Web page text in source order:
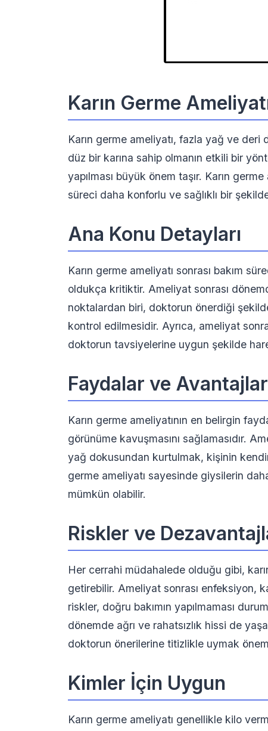
Karın Germe
Karın germe ameliyatı, fazla yağ ve deri
düz bir karına sahip olmanın etkili bir
yapılması büyük önem taşır. Karın
süreci daha konforlu ve sağlıklı bir
Ana Konu Detayları
Karın germe ameliyatı sonrası bakım
oldukça kritiktir. Ameliyat sonrası
noktalardan biri, doktorun önerdiği
kontrol edilmesidir. Ayrıca, ameliyat
doktorun tavsiyelerine uygun şekilde
Faydalar ve Avantajlar
Karın germe ameliyatının en belirgin
görünüme kavuşmasını sağlamasıdır.
yağ dokusundan kurtulmak, kişinin
germe ameliyatı sayesinde giysilerin
mümkün olabilir.
Riskler ve
Her cerrahi müdahalede olduğu gibi,
getirebilir. Ameliyat sonrası enfeksiyon,
riskler, doğru bakımın yapılmaması
dönemde ağrı ve rahatsızlık hissi de
doktorun önerilerine titizlikle uymak
Kimler İçin Uygun
Karın germe ameliyatı genellikle kilo